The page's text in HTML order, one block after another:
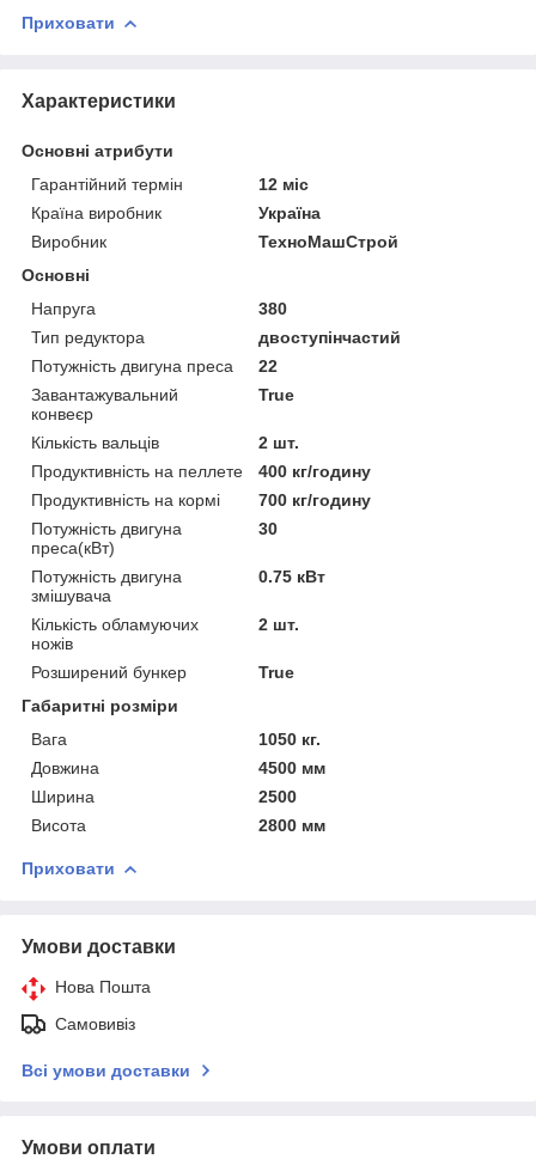
Приховати
Характеристики
Основні атрибути
Гарантійний термін
12 міс
Країна виробник
Україна
Виробник
ТехноМашСтрой
Основні
Напруга
380
Тип редуктора
двоступінчастий
Потужність двигуна преса
22
Завантажувальний
конвеєр
True
Кількість вальців
2 шт.
Продуктивність на пеллете
400 кг/годину
Продуктивність на кормі
700 кг/годину
Потужність двигуна
преса(кВт)
30
Потужність двигуна
змішувача
0.75 кВт
Кількість обламуючих
ножів
2 шт.
Розширений бункер
True
Габаритні розміри
Вага
1050 кг.
Довжина
4500 мм
Ширина
2500
Висота
2800 мм
Приховати
Умови доставки
Нова Пошта
Самовивіз
Всі умови доставки
Умови оплати